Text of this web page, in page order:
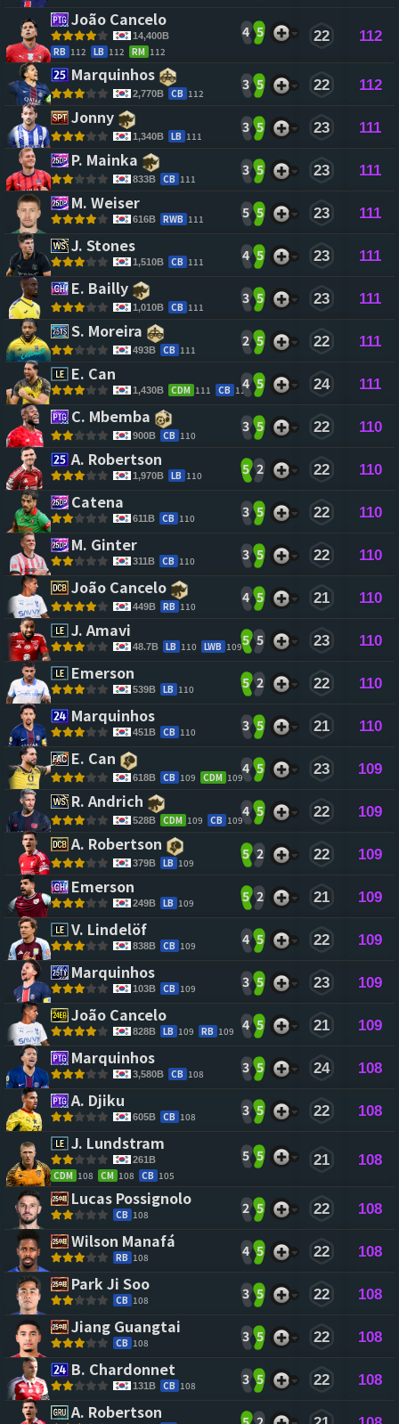
João Cancelo
14,400B
RB 112 LB 112 RM 112
4 5 22 112
Marquinhos
2,770B CB 112
3 5 22 112
Jonny
1,340B LB 111
3 5 23 111
P. Mainka
833B CB 111
3 5 23 111
M. Weiser
616B RWB 111 5 5 23 111
J. Stones
1,510B CB 111 4 5 23 111
E. Bailly
1,010B CB 111
3 5 23 111
S. Moreira
493B CB 111
2 5 22 111
E. Can
1,430B CDM 111 CB 111
4 5 24 111
C. Mbemba
900B CB 110
3 5 22 110
A. Robertson
1,970B LB 110 5 2 22 110
Catena
611B CB 110 3 5 22 110
M. Ginter
311B CB 110 3 5 22 110
João Cancelo
449B RB 110
4 5 21 110
J. Amavi
48.7B LB 110 LWB 1095 5 23 110
Emerson
539B LB 110 5 2 22 110
Marquinhos
451B CB 110 3 5 21 110
E. Can
618B CB 109 CDM 109
4 5 23 109
R. Andrich
528B CDM 109 CB 109
4 5 22 109
A. Robertson
379B LB 109
5 2 22 109
Emerson
249B LB 109 5 2 21 109
V. Lindelöf
838B CB 109 4 5 22 109
Marquinhos
103B CB 109 3 5 23 109
João Cancelo
828B LB 109 RB 109 4 5 21 109
Marquinhos
3,580B CB 108 3 5 24 108
A. Djiku
605B CB 108 3 5 22 108
J. Lundstram
261B
CDM 108 CM 108 CB 105
5 5 21 108
Lucas Possignolo
CB 108 2 5 22 108
Wilson Manafá
RB 108 4 5 22 108
Park Ji Soo
CB 108 3 5 22 108
Jiang Guangtai
CB 108 3 5 22 108
B. Chardonnet
131B CB 108 3 5 22 108
A. Robertson